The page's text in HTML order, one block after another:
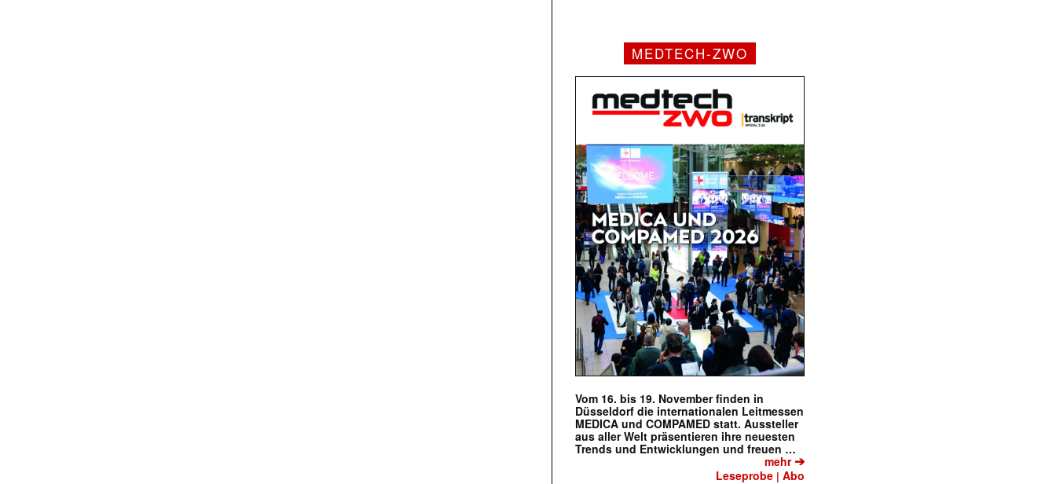
MEDTECH-ZWO
Vom 16. bis 19. November finden in
Düsseldorf die internationalen Leitmessen
MEDICA und COMPAMED statt. Aussteller
aus aller Welt präsentieren ihre neuesten
Trends und Entwicklungen und freuen …
mehr➔
Leseprobe |Abo